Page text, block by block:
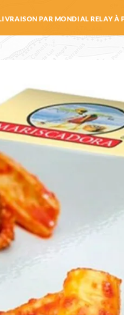
PAR MONDIAL RELAY À
– Mariscadora
sauce américaine –